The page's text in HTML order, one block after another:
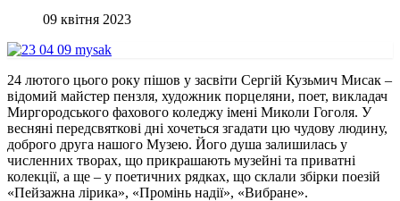
09 квітня 2023
24 лютого цього року пішов у засвіти Сергій Кузьмич Мисак –
відомий майстер пензля, художник порцеляни, поет, викладач
Миргородського фахового коледжу імені Миколи Гоголя. У
весняні передсвяткові дні хочеться згадати цю чудову людину,
доброго друга нашого Музею. Його душа залишилась у
численних творах, що прикрашають музейні та приватні
колекції, а ще – у поетичних рядках, що склали збірки поезій
«Пейзажна лірика», «Промінь надії», «Вибране».